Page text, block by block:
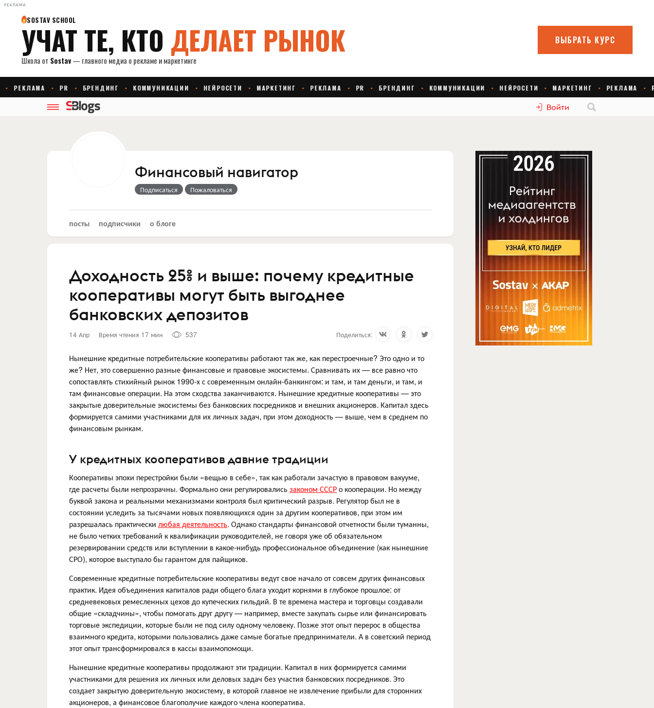
РЕКЛАМА
Войти
Финансовый навигатор
Подписаться Пожаловаться
посты подписчики о блоге
Доходность 25% и выше: почему кредитные
кооперативы могут быть выгоднее
банковских депозитов
14 Апр Время чтения 17 мин 537 Поделиться:
Нынешние кредитные потребительские кооперативы работают так же, как перестроечные? Это одно и то
же? Нет, это совершенно разные финансовые и правовые экосистемы. Сравнивать их — все равно что
сопоставлять стихийный рынок 1990-х с современным онлайн-банкингом: и там, и там деньги, и там, и
там финансовые операции. На этом сходства заканчиваются. Нынешние кредитные кооперативы — это
закрытые доверительные экосистемы без банковских посредников и внешних акционеров. Капитал здесь
формируется самими участниками для их личных задач, при этом доходность — выше, чем в среднем по
финансовым рынкам.
У кредитных кооперативов давние традиции
Кооперативы эпохи перестройки были «вещью в себе», так как работали зачастую в правовом вакууме,
где расчеты были непрозрачны. Формально они регулировались законом СССРо кооперации. Но между
буквой закона и реальными механизмами контроля был критический разрыв. Регулятор был не в
состоянии уследить за тысячами новых появляющихся один за другим кооперативов, при этом им
разрешалась практически любая деятельность. Однако стандарты финансовой отчетности были туманны,
не было четких требований к квалификации руководителей, не говоря уже об обязательном
резервировании средств или вступлении в какое-нибудь профессиональное объединение (как нынешние
СРО), которое выступало бы гарантом для пайщиков.
Современные кредитные потребительские кооперативы ведут свое начало от совсем других финансовых
практик. Идея объединения капиталов ради общего блага уходит корнями в глубокое прошлое: от
средневековых ремесленных цехов до купеческих гильдий. В те времена мастера и торговцы создавали
общие «складчины», чтобы помогать друг другу — например, вместе закупать сырье или финансировать
торговые экспедиции, которые были не под силу одному человеку. Позже этот опыт перерос в общества
взаимного кредита, которыми пользовались даже самые богатые предприниматели. А в советский период
этот опыт трансформировался в кассы взаимопомощи.
Нынешние кредитные кооперативы продолжают эти традиции. Капитал в них формируется самими
участниками для решения их личных или деловых задач без участия банковских посредников. Это
создает закрытую доверительную экосистему, в которой главное не извлечение прибыли для сторонних
акционеров, а финансовое благополучие каждого члена кооператива.